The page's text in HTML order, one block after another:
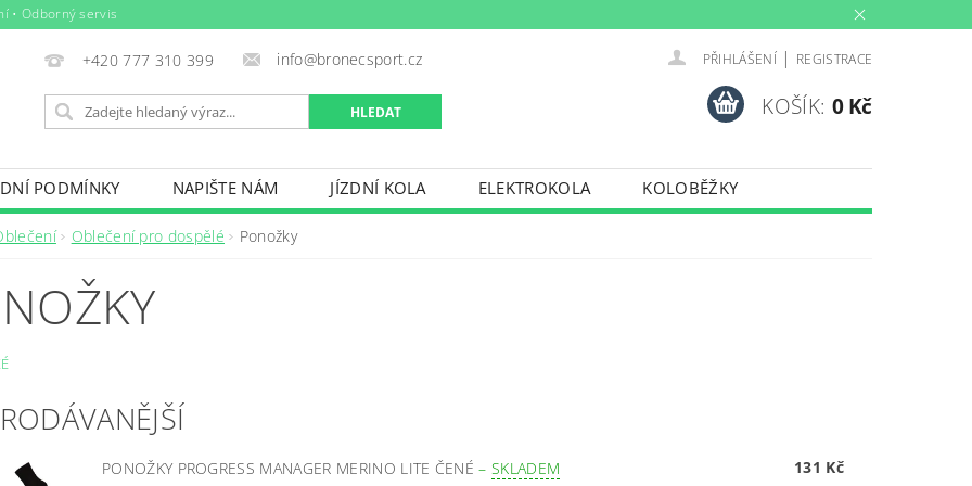
• Odborný servis
+420 777 310 399 info@bronecsport.cz PŘIHLÁŠENÍ | REGISTRACE
KOŠÍK: 0 Kč
PODMÍNKY NAPIŠTE NÁM JÍZDNÍ KOLA ELEKTROKOLA
KOLOBĚŽKY
DOPLŇKY TRETRY OBLEČENÍ
BAZÉNY
Oblečení pro dospělé Ponožky
PONOŽKY PROGRESS MANAGER MERINO LITE ČENÉ– SKLADEM 131 Kč